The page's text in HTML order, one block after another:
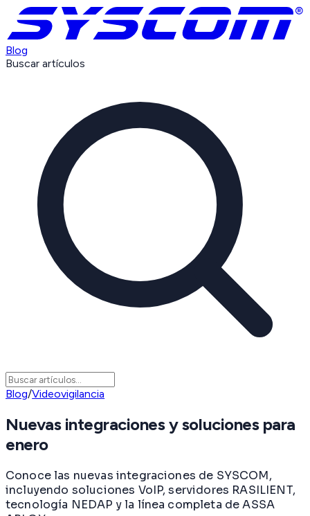
Blog
Buscar artículos
Blog/Videovigilancia
Nuevas integraciones y soluciones para
enero
Conoce las nuevas integraciones de SYSCOM,
incluyendo soluciones VoIP, servidores RASILIENT,
tecnología NEDAP y la línea completa de ASSA